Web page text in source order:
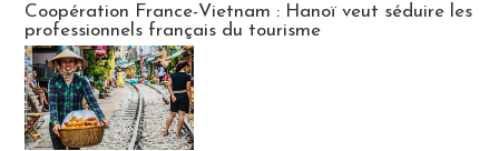
Coopération France-Vietnam : Hanoï veut séduire les
professionnels français du tourisme